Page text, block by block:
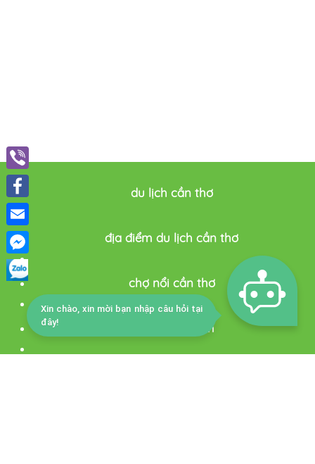
Viber
Facebook
Email
Facebook
Messenger
Xin chào, xin mời bạn nhập câu hỏi tại
đây!
du lịch cần thơ
địa điểm du lịch cần thơ
chợ nổi cần thơ
cantho tourism